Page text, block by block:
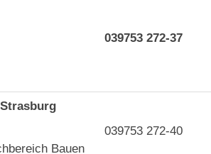
039753 272-37
Bauen
039753 272-40